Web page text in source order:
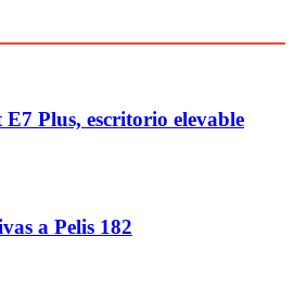
Plus, escritorio elevable
a Pelis 182